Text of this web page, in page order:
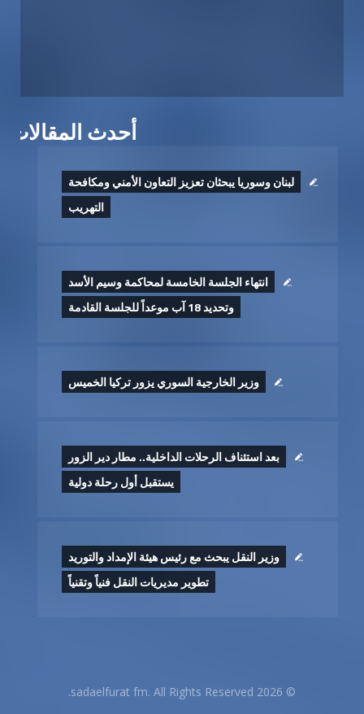
أحدث المقالات
لبنان وسوريا يبحثان تعزيز التعاون الأمني ومكافحة
التهريب
انتهاء الجلسة الخامسة لمحاكمة وسيم الأسد
وتحديد 18 آب موعداً للجلسة القادمة
وزير الخارجية السوري يزور تركيا الخميس
بعد استئناف الرحلات الداخلية.. مطار دير الزور
يستقبل أول رحلة دولية
وزير النقل يبحث مع رئيس هيئة الإمداد والتوريد
تطوير ‏مديريات النقل فنياً وتقنياً
© 2026 sadaelfurat fm. All Rights Reserved.